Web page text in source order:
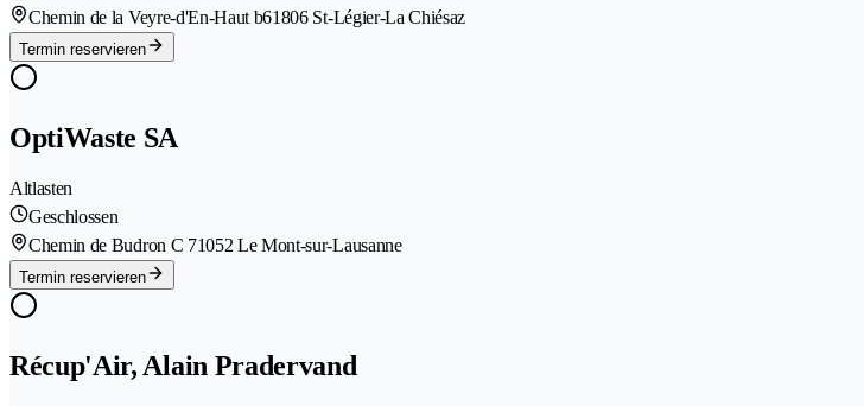
Chemin de la Veyre-d'En-Haut b61806 St-Légier-La Chiésaz
Termin reservieren
OptiWaste SA
Altlasten
Geschlossen
Chemin de Budron C 71052 Le Mont-sur-Lausanne
Termin reservieren
Récup'Air, Alain Pradervand